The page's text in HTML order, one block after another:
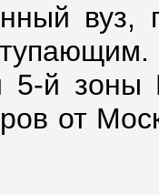
вуз,
5-й зоны
от